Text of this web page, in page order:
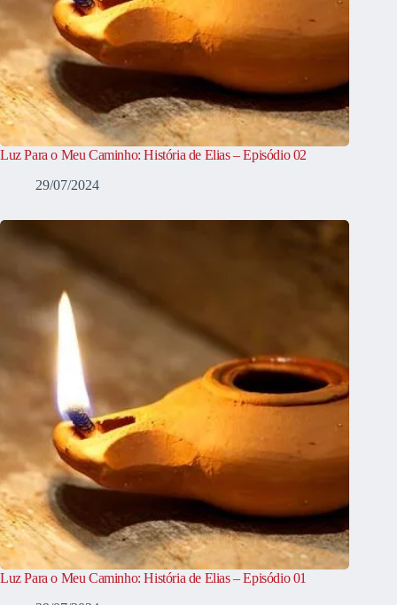
Luz Para o Meu Caminho: História de Elias – Episódio 02
29/07/2024
Luz Para o Meu Caminho: História de Elias – Episódio 01